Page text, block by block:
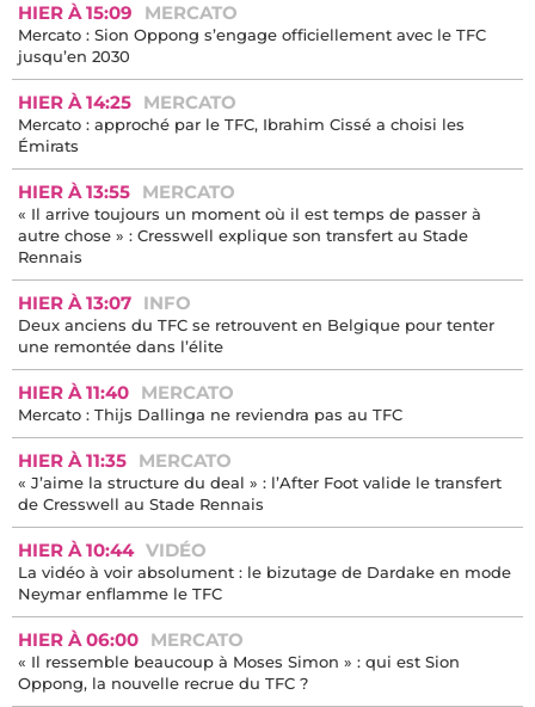
HIER À 15:09 MERCATO
Mercato : Sion Oppong s’engage officiellement avec le TFC
jusqu’en 2030
HIER À 14:25 MERCATO
Mercato : approché par le TFC, Ibrahim Cissé a choisi les
Émirats
HIER À 13:55 MERCATO
« Il arrive toujours un moment où il est temps de passer à
autre chose » : Cresswell explique son transfert au Stade
Rennais
HIER À 13:07 INFO
Deux anciens du TFC se retrouvent en Belgique pour tenter
une remontée dans l’élite
HIER À 11:40 MERCATO
Mercato : Thijs Dallinga ne reviendra pas au TFC
HIER À 11:35 MERCATO
« J’aime la structure du deal » : l’After Foot valide le transfert
de Cresswell au Stade Rennais
HIER À 10:44 VIDÉO
La vidéo à voir absolument : le bizutage de Dardake en mode
Neymar enflamme le TFC
HIER À 06:00 MERCATO
« Il ressemble beaucoup à Moses Simon » : qui est Sion
Oppong, la nouvelle recrue du TFC ?